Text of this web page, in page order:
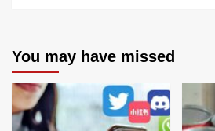
You may have missed